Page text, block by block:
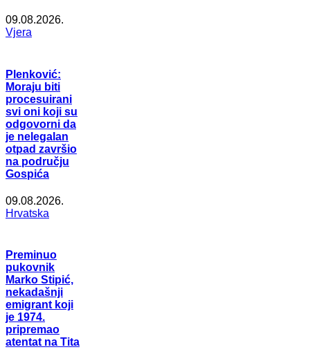
09.08.2026.
Vjera
Plenković:
Moraju biti
procesuirani
svi oni koji su
odgovorni da
je nelegalan
otpad završio
na području
Gospića
09.08.2026.
Hrvatska
Preminuo
pukovnik
Marko Stipić,
nekadašnji
emigrant koji
je 1974.
pripremao
atentat na Tita